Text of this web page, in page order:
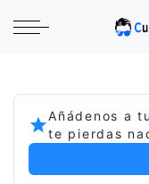
Añádenos a
te pierdas